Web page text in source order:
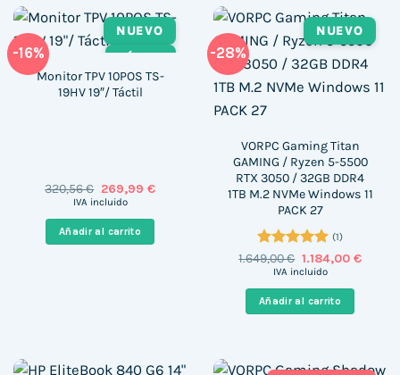
-16%
NUEVO
Monitor TPV 10POS TS-
19HV 19″/ Táctil
320,56€ El
precio
era:
320,56 €.
269,99 €El
es:
IVA incluido
Añadir al carrito
-28%
NUEVO
VORPC Gaming Titan
GAMING / Ryzen 5-5500
RTX 3050 / 32GB DDR4
1TB M.2 NVMe Windows 11
PACK 27
Valorado
con5de 5
(1)
1.649,00€ El
precio
era:
1.649,00 €.
1.184,00 €El
IVA incluido
Añadir al carrito